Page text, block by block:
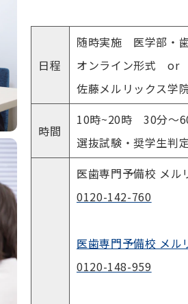
日程
随時実施 医学部・
オンライン形式 or
佐藤メルリックス学
時間
10時~20時 30分〜
選抜試験・奨学生判
医歯専門予備校 メル
0120-142-760
医歯専門予備校 メル
0120-148-959